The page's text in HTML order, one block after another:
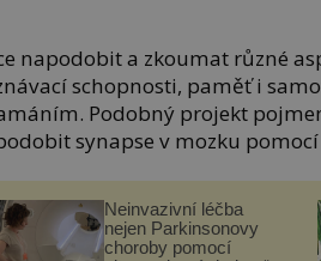
napodobit a zkoumat různé
schopnosti, paměť i
Podobný projekt
synapse v mozku
Neinvazivní léčba
nejen Parkinsonovy
choroby pomocí